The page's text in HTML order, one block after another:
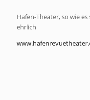
Hafen-Theater, so wie
ehrlich